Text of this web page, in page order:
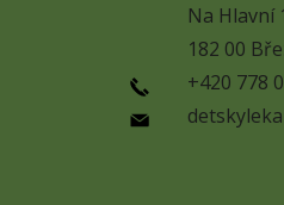
Na Hlavní
182 00
+420 778